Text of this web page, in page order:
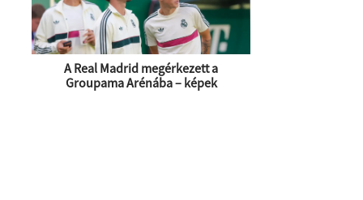
A Real Madrid megérkezett a
Groupama Arénába – képek